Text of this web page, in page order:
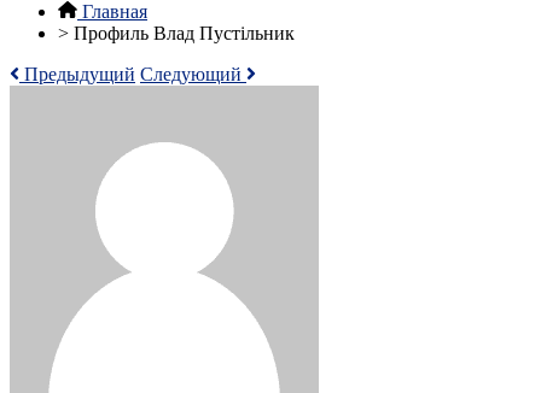
Главная
> Профиль Влад Пустільник
Предыдущий Следующий